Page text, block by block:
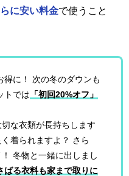
に安い料金で使うこと
に！ 次の冬のダウンも
トでは 「初回20%オフ」
な衣類が長持ちします
着られますよ？ さら
冬物と一緒に出しまし
ばる衣料も家まで取りに